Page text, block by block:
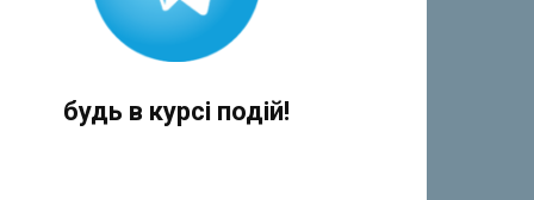
будь в курсі подій!